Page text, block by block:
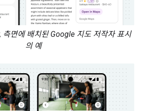
측면에 배치된 Google 지도 저작자 표시
의 예